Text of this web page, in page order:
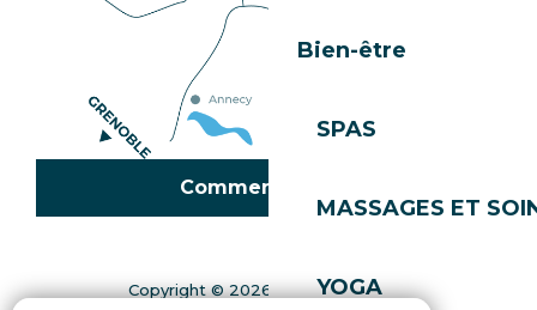
Bien-être
SPAS
MASSAGES ET
YOGA
Comment venir ?
Copyright © 2026Mentions légales